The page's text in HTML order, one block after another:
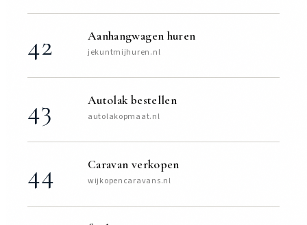
42 Aanhangwagen huren
jekuntmijhuren.nl
43 Autolak bestellen
autolakopmaat.nl
44 Caravan verkopen
wijkopencaravans.nl